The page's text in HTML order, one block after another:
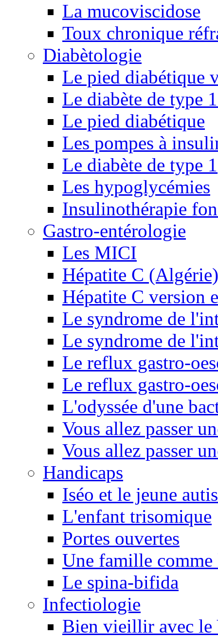
La mucoviscidose
Toux chronique
Diabètologie
Le pied diabétique
Le diabète de type
Le pied diabétique
Les pompes à
Le diabète de type 1
Les hypoglycémies
Insulinothérapie
Gastro-entérologie
Les MICI
Hépatite C (Algérie)
Hépatite C version
Le syndrome de
Le syndrome de
Le reflux gastro-
Le reflux gastro-
L'odyssée d'une
Vous allez passer
Vous allez passer
Handicaps
Iséo et le jeune
L'enfant trisomique
Portes ouvertes
Une famille comme
Le spina-bifida
Infectiologie
Bien vieillir avec